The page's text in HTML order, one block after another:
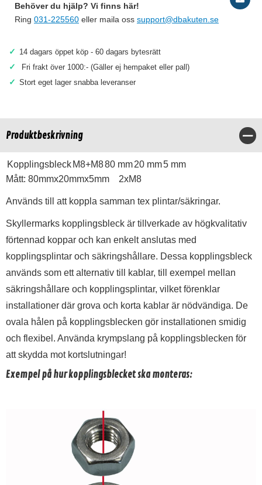
Behöver du hjälp? Vi finns här!
Ring 031-225560 eller maila oss support@dbakuten.se
✓ 14 dagars öppet köp - 60 dagars bytesrätt
✓ Fri frakt över 1000:- (Gäller ej hempaket eller pall)
✓ Stort eget lager snabba leveranser
Produktbeskrivning
Kopplingsbleck M8+M880 mm20 mm5 mm
Mått: 80mmx20mmx5mm 2xM8
Används till att koppla samman tex plintar/säkringar.
Skyllermarks kopplingsbleck är tillverkade av högkvalitativ
förtennad koppar och kan enkelt anslutas med
kopplingsplintar och säkringshållare. Dessa kopplingsbleck
används som ett alternativ till kablar, till exempel mellan
säkringshållare och kopplingsplintar, vilket förenklar
installationer där grova och korta kablar är nödvändiga. De
ovala hålen på kopplingsblecken gör installationen smidig
och flexibel. Använda krympslang på kopplingsblecken för
att skydda mot kortslutningar!
Exempel på hur kopplingsblecket ska monteras: